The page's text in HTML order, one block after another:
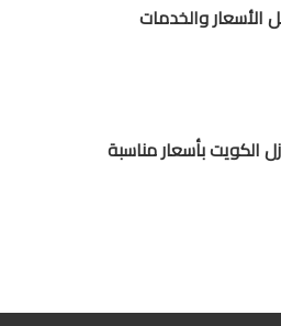
والخدمات
الكويت بأسعار مناسبة